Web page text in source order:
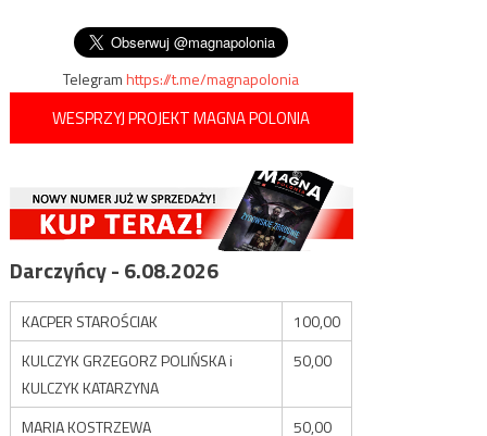
Telegramhttps://t.me/magnapolonia
WESPRZYJ PROJEKT MAGNA POLONIA
Darczyńcy - 6.08.2026
KACPER STAROŚCIAK
100,00
KULCZYK GRZEGORZ POLIŃSKA i
KULCZYK KATARZYNA
50,00
MARIA KOSTRZEWA 50,00